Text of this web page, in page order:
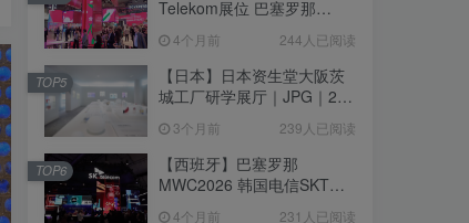
Telekom展位 巴塞罗那
｜77.42M
4个月前 244人已阅读
【日本】日本资生堂大阪茨
城工厂研学展厅｜JPG｜26
3个月前 239人已阅读
TOP5
【西班牙】巴塞罗那
MWC2026 韩国电信SKT展
4个月前 231人已阅读
TOP6